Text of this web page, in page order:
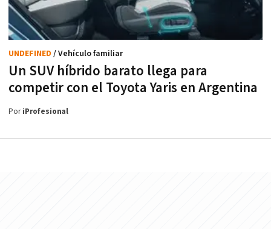
Un SUV híbrido barato llega para
competir con el Toyota Yaris en Argentina
UNDEFINED / Vehículo familiar
PoriProfesional